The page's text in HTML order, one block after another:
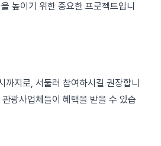
높이기 위한 중요한 프로젝트입니
까지로, 서둘러 참여하시길 권장합니
광사업체들이 혜택을 받을 수 있습